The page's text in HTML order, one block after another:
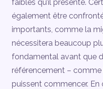
faibles qu’il présente.
également être
importants, comme la
nécessitera beaucoup
fondamental avant que
référencement –
puissent commencer. En